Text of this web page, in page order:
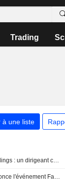
Trading
à une liste
CrowdStrike Holdings : un dirigeant cède des actions pour un montant de 3 710 729 $, selon un récent document de la SEC
CrowdStrike annonce l'événement Fal.Con 2026, présentant de nouvelles solutions de cybersécurité et de recherche